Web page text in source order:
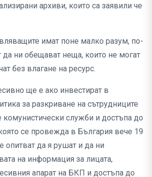
архиви, които са заявили че
имат поне малко разум, по-
да ни обещават неща, които не могат
без влагане на ресурс.
ще е ако инвестират в
за разкриване на сътрудниците
комунистически служби и достъпа до
се провежда в България вече 19
опитват да я рушат и да ни
на информация за лицата,
апарат на БКП и достъпа до